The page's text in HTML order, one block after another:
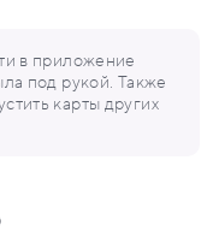
в приложение
под рукой. Также
карты других